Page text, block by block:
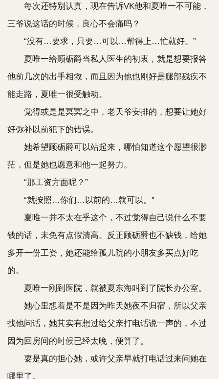
每次还特别认真，现在告诉VK他和夏唯一不可能，
三爷说这话的时候，良心不会痛吗？
“没有…要求，只要…可以…帮得上…忙就好。”
夏唯一给顾砺爵当私人医生的初衷，就是想要报答
他前几次的出手相救，而且因为他也刚好是腿部残疾不
能走路，夏唯一很受触动。
觉得或是是冥冥之中，老天爷安排的，想要让她好
好弥补以前犯下的错误。
她希望顾砺爵可以站起来，哪怕知道这个愿望很渺
茫，但是她也愿意和他一起努力。
“那工资方面呢？”
“就按照…你们…以前的…就可以。”
夏唯一并不太在乎这个，不过觉得自己说什么不要
钱的话，未免有点假清高。反正顾砺爵也不缺钱，给她
多开一份工资，她还能给孤儿院的小朋友多买点好吃
的。
夏唯一刚到医院，就被夏东海叫到了院长办公室。
她心里想着是不是因为昨天她夜不归宿，所以父亲
找他问话，她其实有想过给父亲打电话说一声的，不过
因为回房间的时候已经太晚，便算了。
要是真的担心她，或许父亲早就打电话过来问她在
哪里了。